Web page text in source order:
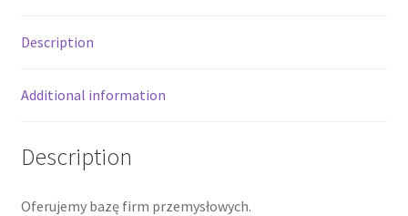
Description
Additional information
Description
Oferujemy bazę firm przemysłowych.